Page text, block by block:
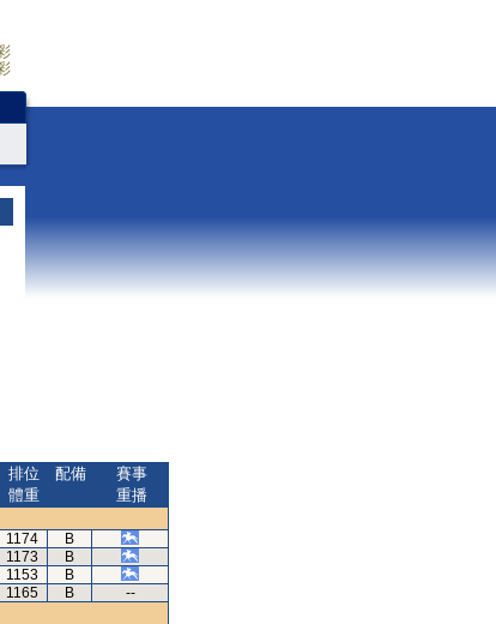
排位
體重
配備
賽事
重播
1174
B
1173
B
1153
B
1165 B
--